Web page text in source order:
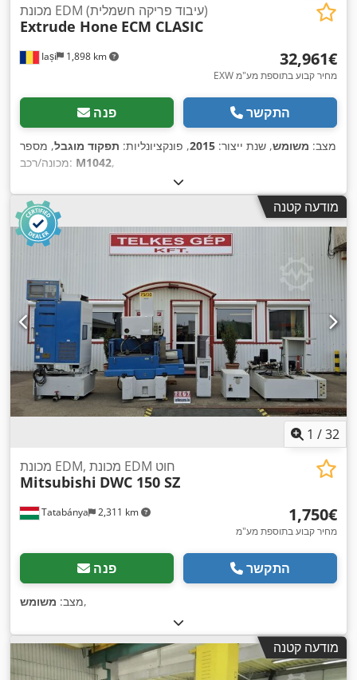
Iași 1,898 km
מכונת EDM (עיבוד פריקה חשמלית)
Extrude Hone ECM CLASIC
‏32,961 ‏€
EXW מחיר קבוע בתוספת מע"מ
פנה התקשר
מצב: משומש, שנת ייצור: 2015, פונקציונליות: תפקוד מוגבל, מספר
מכונה/רכב: M1042,
מודעה קטנה
1 /32
Tatabánya 2,311 km
מכונת EDM, מכונת EDM חוט
Mitsubishi DWC 150 SZ
‏1,750 ‏€
מחיר קבוע בתוספת מע"מ
פנה התקשר
מצב: משומש ,
מודעה קטנה